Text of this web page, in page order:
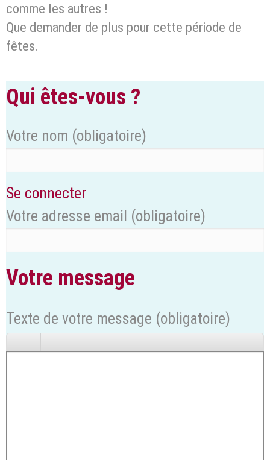
comme les autres !
Que demander de plus pour cette période de
fêtes.
Qui êtes-vous ?
Votre nom (obligatoire)
Se connecter
Votre adresse email (obligatoire)
Votre message
Texte de votre message (obligatoire)